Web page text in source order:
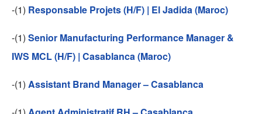
-(1) Responsable Projets (H/F) | El Jadida (Maroc)
-(1) Senior Manufacturing Performance Manager &
IWS MCL (H/F) | Casablanca (Maroc)
-(1) Assistant Brand Manager – Casablanca